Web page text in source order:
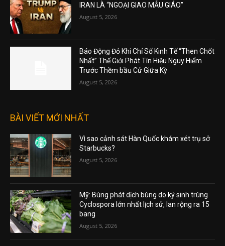
IRAN LÀ “NGOẠI GIAO MẪU GIÁO”
August 5, 2026
Báo Động Đỏ Khi Chỉ Số Kinh Tế “Then Chốt
Nhất” Thế Giới Phát Tín Hiệu Nguy Hiểm
Trước Thềm bầu Cử Giữa Kỳ
August 5, 2026
BÀI VIẾT MỚI NHẤT
Vì sao cảnh sát Hàn Quốc khám xét trụ sở
Starbucks?
August 5, 2026
Mỹ: Bùng phát dịch bùng do ký sinh trùng
Cyclospora lớn nhất lịch sử, lan rộng ra 15
bang
August 5, 2026